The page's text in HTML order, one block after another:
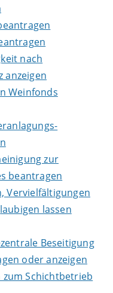
nach
anzeigen
Weinfonds
zur
beantragen
Vervielfältigungen
lassen
Beseitigung
oder anzeigen
zum Schichtbetrieb